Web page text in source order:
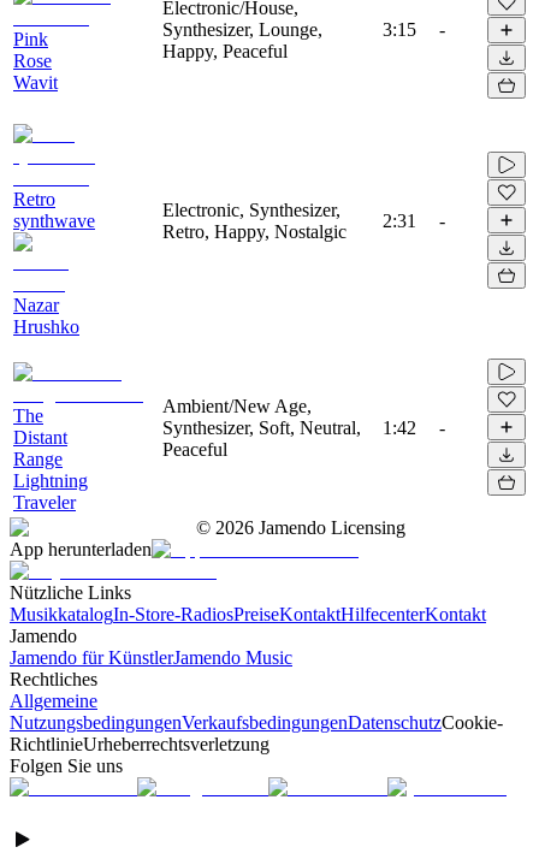
Pink
Rose
Wavit
Electronic/House,
Synthesizer, Lounge,
Happy, Peaceful
3:15 -
Retro
synthwave
Nazar
Hrushko
Electronic, Synthesizer,
Retro, Happy, Nostalgic
2:31 -
The
Distant
Range
Lightning
Traveler
Ambient/New Age,
Synthesizer, Soft, Neutral,
Peaceful
1:42 -
© 2026 Jamendo Licensing
App herunterladen
Nützliche Links
MusikkatalogIn-Store-RadiosPreiseKontaktHilfecenterKontakt
Jamendo
Jamendo für KünstlerJamendo Music
Rechtliches
Allgemeine
NutzungsbedingungenVerkaufsbedingungenDatenschutzCookie-
RichtlinieUrheberrechtsverletzung
Folgen Sie uns